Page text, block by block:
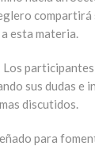
esta materia.
sus dudas e
discutidos.
para